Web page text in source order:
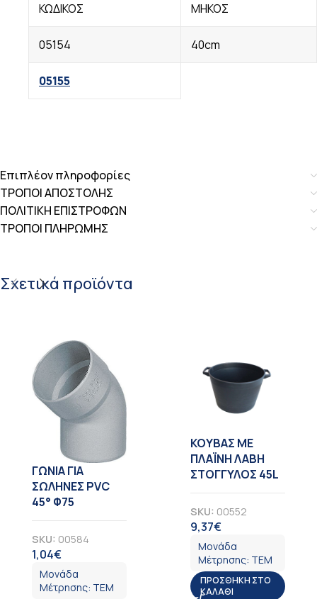
ΚΩΔΙΚΟΣ ΜΗΚΟΣ
05154 40cm
05155
Επιπλέον πληροφορίες
ΤΡΟΠΟΙ ΑΠΟΣΤΟΛΗΣ
ΠΟΛΙΤΙΚΗ ΕΠΙΣΤΡΟΦΩΝ
ΤΡΟΠΟΙ ΠΛΗΡΩΜΗΣ
Σχετικά προϊόντα
ΓΩΝΙΑ ΓΙΑ
ΣΩΛΗΝΕΣ PVC
45° Φ75
SKU: 00584
1,04€
Μονάδα
Μέτρησης: ΤΕΜ
KOYBAΣ ΜΕ
ΠΛΑΪΝΗ ΛΑΒΗ
ΣΤΟΓΓΥΛΟΣ 45L
SKU: 00552
9,37€
Μονάδα
Μέτρησης: ΤΕΜ
ΠΡΟΣΘΉΚΗ ΣΤΟ
ΚΑΛΆΘΙ